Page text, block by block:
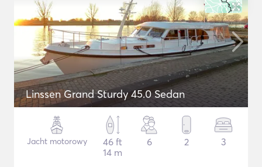
Linssen Grand Sturdy 45.0 Sedan
Jacht motorowy
46 ft
14 m
6 2 3